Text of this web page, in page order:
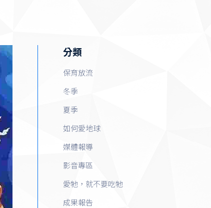
分類
保育放流
冬季
夏季
如何愛地球
媒體報導
影音專區
愛牠，就不要吃牠
成果報告